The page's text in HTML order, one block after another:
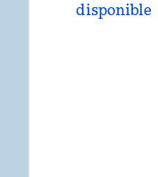
disponible